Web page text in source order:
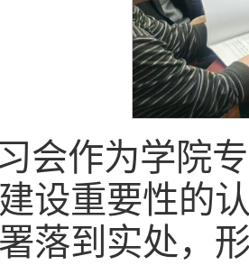
会作为学院
设重要性的
落到实处，